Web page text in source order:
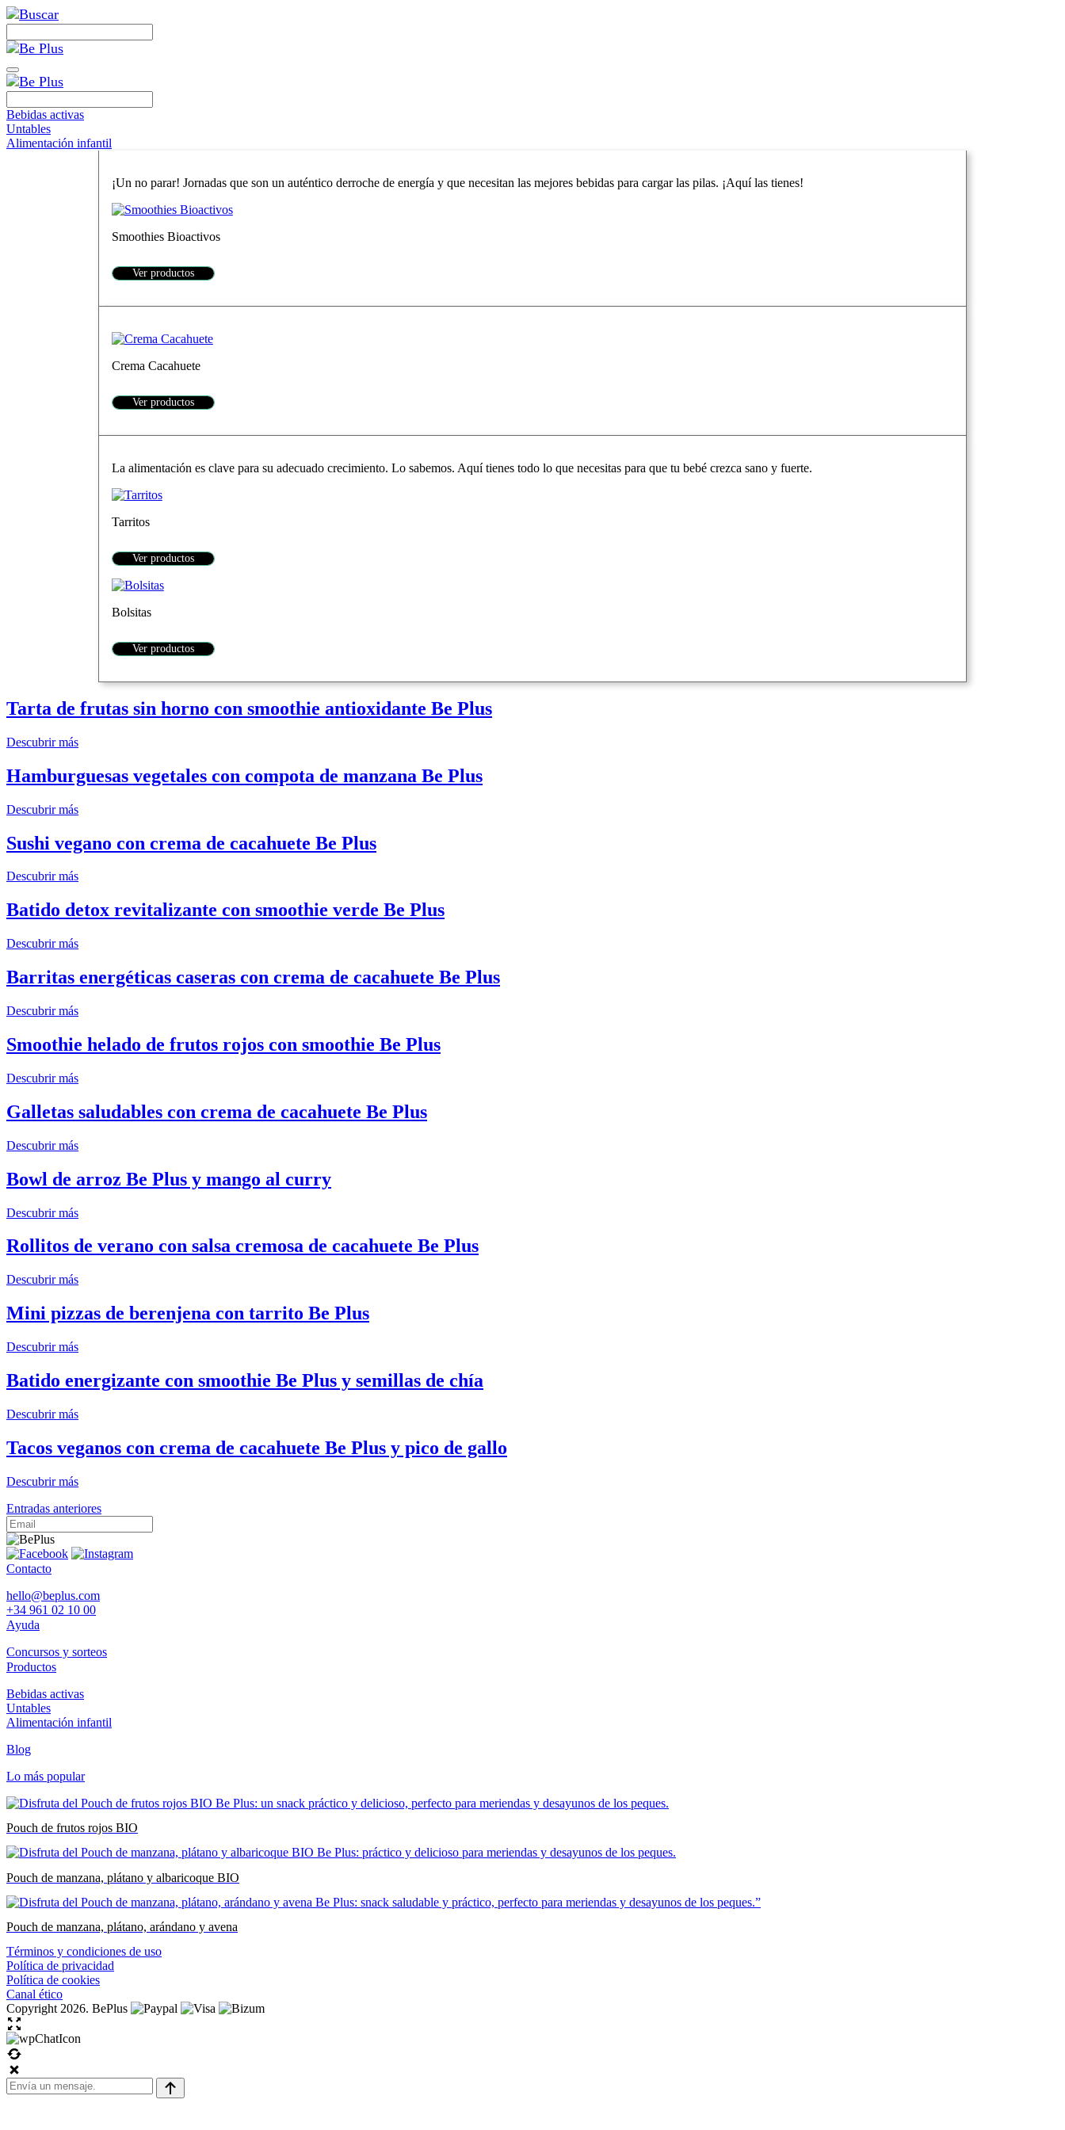
Bebidas activas
Untables
Alimentación infantil
¡Un no parar! Jornadas que son un auténtico derroche de energía y que necesitan las mejores bebidas para cargar las pilas. ¡Aquí las tienes!
Smoothies Bioactivos
Ver productos
Crema Cacahuete
Ver productos
La alimentación es clave para su adecuado crecimiento. Lo sabemos. Aquí tienes todo lo que necesitas para que tu bebé crezca sano y fuerte.
Tarritos
Ver productos
Bolsitas
Ver productos
Tarta de frutas sin horno con smoothie antioxidante Be Plus
Descubrir más
Hamburguesas vegetales con compota de manzana Be Plus
Descubrir más
Sushi vegano con crema de cacahuete Be Plus
Descubrir más
Batido detox revitalizante con smoothie verde Be Plus
Descubrir más
Barritas energéticas caseras con crema de cacahuete Be Plus
Descubrir más
Smoothie helado de frutos rojos con smoothie Be Plus
Descubrir más
Galletas saludables con crema de cacahuete Be Plus
Descubrir más
Bowl de arroz Be Plus y mango al curry
Descubrir más
Rollitos de verano con salsa cremosa de cacahuete Be Plus
Descubrir más
Mini pizzas de berenjena con tarrito Be Plus
Descubrir más
Batido energizante con smoothie Be Plus y semillas de chía
Descubrir más
Tacos veganos con crema de cacahuete Be Plus y pico de gallo
Descubrir más
Navegación
de
entradas
Entradas anteriores
Contacto
hello@beplus.com
+34 961 02 10 00
Ayuda
Concursos y sorteos
Productos
Bebidas activas
Untables
Alimentación infantil
Blog
Lo más popular
Pouch de frutos rojos BIO
Pouch de manzana, plátano y albaricoque BIO
Pouch de manzana, plátano, arándano y avena
Términos y condiciones de uso
Política de privacidad
Política de cookies
Canal ético
Copyright 2026. BePlus